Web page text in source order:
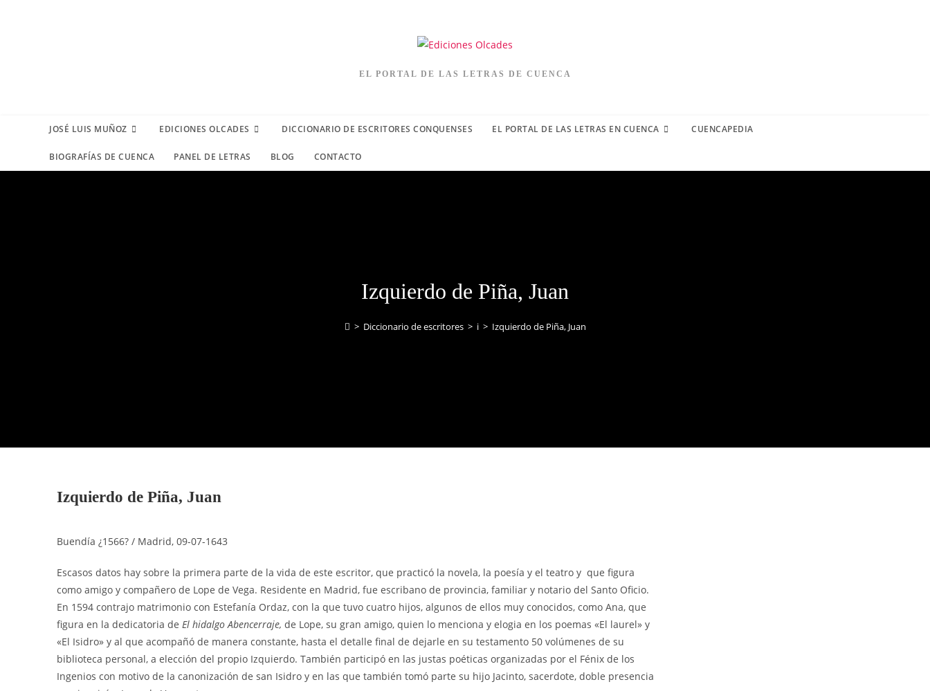
EL PORTAL DE LAS LETRAS DE CUENCA
JOSÉ LUIS MUÑOZ EDICIONES OLCADES DICCIONARIO DE ESCRITORES CONQUENSES EL PORTAL DE LAS LETRAS EN CUENCA CUENCAPEDIA
BIOGRAFÍAS DE CUENCA PANEL DE LETRAS BLOG CONTACTO
Izquierdo de Piña, Juan
> Diccionario de escritores > i > Izquierdo de Piña, Juan
Izquierdo de Piña, Juan
Buendía ¿1566? / Madrid, 09-07-1643
Escasos datos hay sobre la primera parte de la vida de este escritor, que practicó la novela, la poesía y el teatro y que figura
como amigo y compañero de Lope de Vega. Residente en Madrid, fue escribano de provincia, familiar y notario del Santo Oficio.
En 1594 contrajo matrimonio con Estefanía Ordaz, con la que tuvo cuatro hijos, algunos de ellos muy conocidos, como Ana, que
figura en la dedicatoria de El hidalgo Abencerraje, de Lope, su gran amigo, quien lo menciona y elogia en los poemas «El laurel» y
«El Isidro» y al que acompañó de manera constante, hasta el detalle final de dejarle en su testamento 50 volúmenes de su
biblioteca personal, a elección del propio Izquierdo. También participó en las justas poéticas organizadas por el Fénix de los
Ingenios con motivo de la canonización de san Isidro y en las que también tomó parte su hijo Jacinto, sacerdote, doble presencia